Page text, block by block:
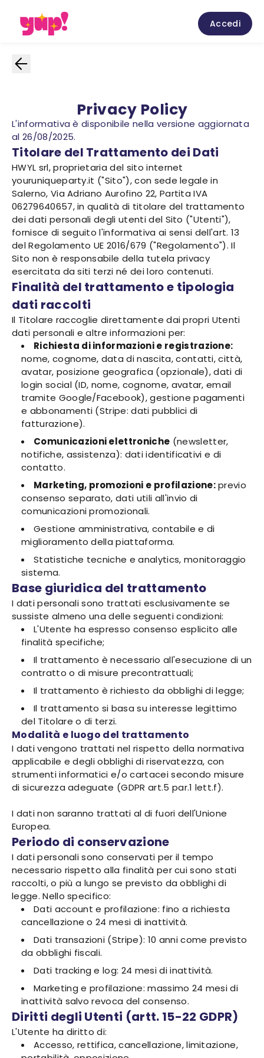
Accedi
Privacy Policy
L'informativa è disponibile nella versione aggiornata
al 26/08/2025.
Titolare del Trattamento dei Dati
HWYL srl, proprietaria del sito internet
youruniqueparty.it ("Sito"), con sede legale in
Salerno, Via Adriano Aurofino 22, Partita IVA
06279640657, in qualità di titolare del trattamento
dei dati personali degli utenti del Sito ("Utenti"),
fornisce di seguito l'informativa ai sensi dell'art. 13
del Regolamento UE 2016/679 ("Regolamento"). Il
Sito non è responsabile della tutela privacy
esercitata da siti terzi né dei loro contenuti.
Finalità del trattamento e tipologia
dati raccolti
Il Titolare raccoglie direttamente dai propri Utenti
dati personali e altre informazioni per:
Richiesta di informazioni e registrazione:
nome, cognome, data di nascita, contatti, città,
avatar, posizione geografica (opzionale), dati di
login social (ID, nome, cognome, avatar, email
tramite Google/Facebook), gestione pagamenti
e abbonamenti (Stripe: dati pubblici di
fatturazione).
Comunicazioni elettroniche (newsletter,
notifiche, assistenza): dati identificativi e di
contatto.
Marketing, promozioni e profilazione:previo
consenso separato, dati utili all'invio di
comunicazioni promozionali.
Gestione amministrativa, contabile e di
miglioramento della piattaforma.
Statistiche tecniche e analytics, monitoraggio
sistema.
Base giuridica del trattamento
I dati personali sono trattati esclusivamente se
sussiste almeno una delle seguenti condizioni:
L'Utente ha espresso consenso esplicito alle
finalità specifiche;
Il trattamento è necessario all'esecuzione di un
contratto o di misure precontrattuali;
Il trattamento è richiesto da obblighi di legge;
Il trattamento si basa su interesse legittimo
del Titolare o di terzi.
Modalità e luogo del trattamento
I dati vengono trattati nel rispetto della normativa
applicabile e degli obblighi di riservatezza, con
strumenti informatici e/o cartacei secondo misure
di sicurezza adeguate (GDPR art.5 par.1 lett.f).
I dati non saranno trattati al di fuori dell'Unione
Europea.
Periodo di conservazione
I dati personali sono conservati per il tempo
necessario rispetto alla finalità per cui sono stati
raccolti, o più a lungo se previsto da obblighi di
legge. Nello specifico:
Dati account e profilazione: fino a richiesta
cancellazione o 24 mesi di inattività.
Dati transazioni (Stripe): 10 anni come previsto
da obblighi fiscali.
Dati tracking e log: 24 mesi di inattività.
Marketing e profilazione: massimo 24 mesi di
inattività salvo revoca del consenso.
Diritti degli Utenti (artt. 15-22 GDPR)
L'Utente ha diritto di:
Accesso, rettifica, cancellazione, limitazione,